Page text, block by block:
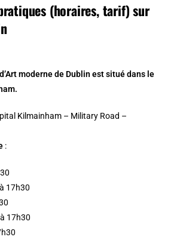
(horaires, tarif) sur
moderne de Dublin est situé dans le
Kilmainham – Military Road –
:
17h30
17h30